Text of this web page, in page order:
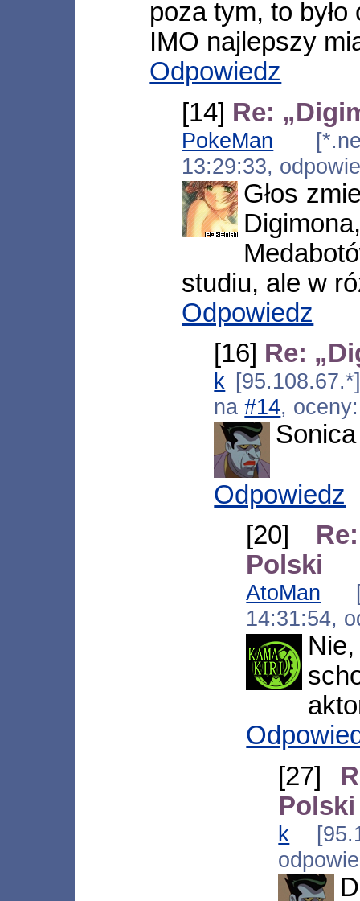
poza tym, to było
IMO najlepszy
Odpowiedz
[14] Re:
PokeMan
13:29:33,
Głos
studiu, ale w
Odpowiedz
[16] Re:
k
na#14,
Odpowiedz
[20]
Polski
AtoMan
14:31:54,
[27]
Polski
k